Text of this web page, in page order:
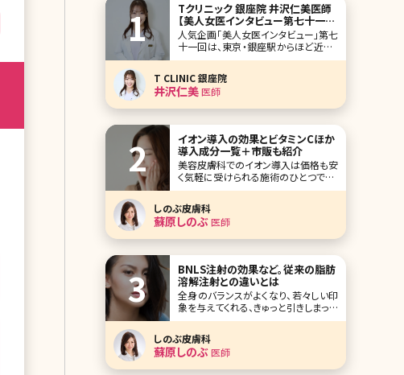
Tクリニック 銀座院 井沢仁美医師
【美人女医インタビュー第七十一
回】
人気企画「美人女医インタビュー」第七
十一回は、東京・銀座駅からほど近いT
クリニック（T CLINIC）銀座院の井沢仁
美（いざわひとみ）先生です。相良卓哉
院長が開院したTクリニックは、顔整形
がメインのクリニック。二重整形や目の
下のクマ取り、小顔治療といった外科
T CLINIC 銀座院
井沢仁美医師
イオン導入の効果とビタミンCほか
導入成分一覧＋市販も紹介
美容皮膚科でのイオン導入は価格も安
く気軽に受けられる施術のひとつです。
ここからは美容皮膚科で行われている
最新のイオン導入の施術について詳し
く説明していきます。 2-1.美容皮膚科の
イオン導入は何が違うの? ■マシンの
性能が高い イ
しのぶ皮膚科
蘇原しのぶ医師
BNLS注射の効果など。従来の脂肪
溶解注射との違いとは
全身のバランスがよくなり、若々しい印
象を与えてくれる、きゅっと引きしまった
小顔。女性なら誰もが憧れますよね。で
も、リンパマッサージやむくみ予防のケ
アを続けているのに、なかなか顔が痩
せないという方も多いのではないでし
ょうか。中には「痩せているけれど、顔に
しのぶ皮膚科
蘇原しのぶ医師